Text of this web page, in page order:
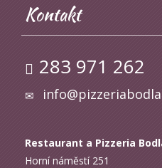
Kontakt
283 971 262
Restaurant a Pizzeria
Horní náměstí 251